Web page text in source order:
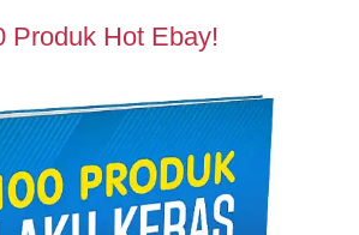
Produk Hot Ebay!